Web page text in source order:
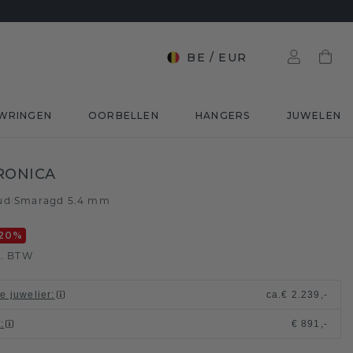
BE / EUR
OORBELLEN HANGERS JUWELEN
Smaragd 5.4 mm
%
BTW
juwelier: ca.€ 2.239,-
: € 891,-